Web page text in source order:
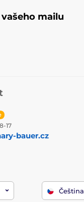
mailu
17
bauer.cz
Čeština